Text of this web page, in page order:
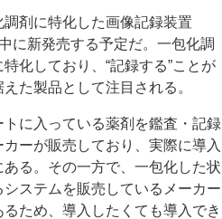
剤に特化した画像記録装置
に新発売する予定だ。一包化調
化しており、“記録する”ことが
た製品として注目される。
に入っている薬剤を鑑査・記録
ーが販売しており、実際に導入
る。その一方で、一包化した状
ステムを販売しているメーカー
ため、導入したくても導入でき